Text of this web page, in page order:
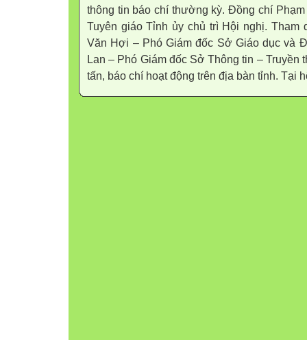
thông tin báo chí thường kỳ. Đồng chí
Tuyên giáo Tỉnh ủy chủ trì Hội nghị.
Văn Hợi – Phó Giám đốc Sở Giáo dục và
Lan – Phó Giám đốc Sở Thông tin – Truyền
tấn, báo chí hoạt động trên địa bàn tỉnh. Tại